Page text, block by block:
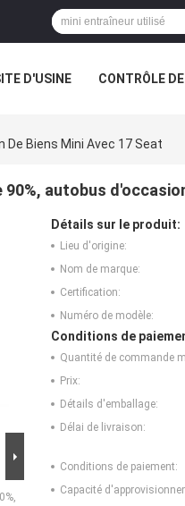
D'USINE CONTRÔLE
De Biens Mini Avec 17 Seat
autobus
Détails sur le produit:
Lieu d'origine:
Nom de marque:
Certification:
Numéro de modèle:
Conditions de
Quantité de commande
Prix:
Détails d'emballage:
Délai de livraison:
Conditions de paiement:
Capacité